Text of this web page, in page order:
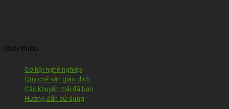
Giới thiệu
Cơ hội nghề nghiệp
Quy chế sàn giao dịch
Các khuyến mãi đã bán
Hướng dẫn sử dụng